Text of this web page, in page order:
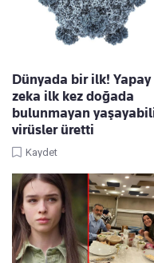
Dünyada bir ilk! Yapay
zeka ilk kez doğada
bulunmayan
virüsler üretti
Kaydet